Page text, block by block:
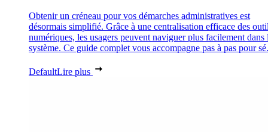
Obtenir un créneau pour vos démarches administratives est
désormais simplifié. Grâce à une centralisation efficace des
numériques, les usagers peuvent naviguer plus facilement dans
système. Ce guide complet vous accompagne pas à pas pour
DefaultLire plus